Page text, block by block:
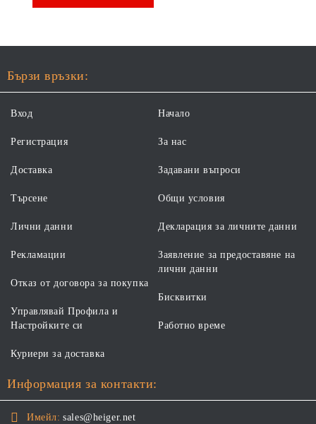
Бързи връзки:
Вход
Регистрация
Доставка
Търсене
Начало
За нас
Задавани въпроси
Общи условия
Лични данни
Рекламации
Отказ от договора за покупка
Управлявай Профила и
Настройките си
Декларация за личните данни
Заявление за предоставяне на
лични данни
Бисквитки
Работно време
Куриери за доставка
Информация за контакти:
Имейл: sales@heiger.net